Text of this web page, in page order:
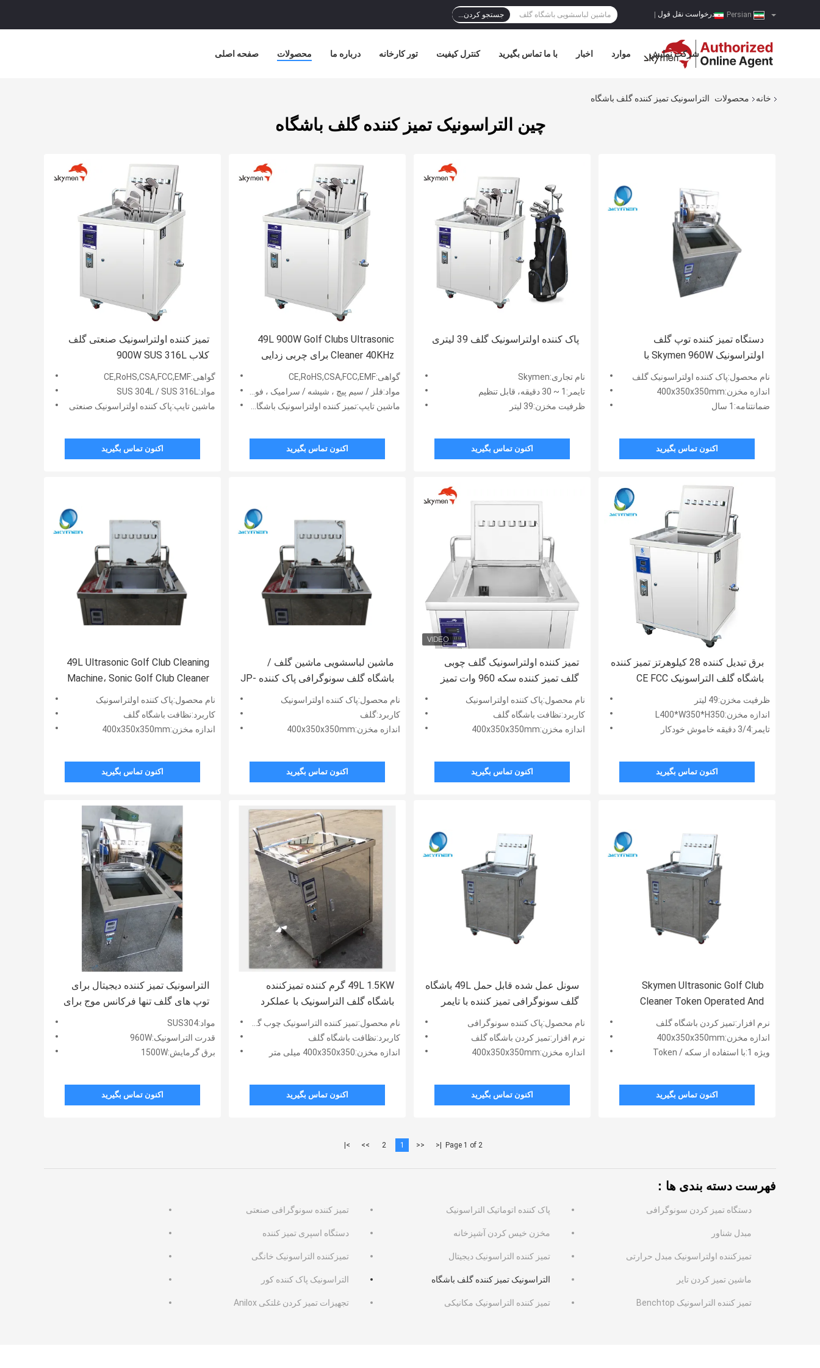
درخواست نقل قول جستجو کردن...
صفحه اصلی محصولات درباره ما تور کارخانه کنترل کیفیت با ما تماس بگیرید اخبار موارد شرکت نمایش
خانه محصولات التراسونیک تمیز کننده گلف باشگاه
چین التراسونیک تمیز کننده گلف باشگاه
تمیز کننده اولتراسونیک صنعتی گلف
کلاب 900W SUS 316L
گواهی:CE,RoHS,CSA,FCC,EMF
مواد:SUS 304L / SUS 316L
ماشین تایپ:پاک کننده اولتراسونیک صنعتی
اکنون تماس بگیرید
49L 900W Golf Clubs Ultrasonic
Cleaner 40KHz برای چربی زدایی
گواهی:CE,RoHS,CSA,FCC,EMF
مواد:فلز / سیم پیچ ، شیشه / سرامیک ، فولاد ضد زنگ ، SUS 304L / SUS 316L
ماشین تایپ:تمیز کننده اولتراسونیک باشگاه گلف
اکنون تماس بگیرید
پاک کننده اولتراسونیک گلف 39 لیتری
نام تجاری:Skymen
تایمر:1 ~ 30 دقیقه، قابل تنظیم
ظرفیت مخزن:39 لیتر
اکنون تماس بگیرید
دستگاه تمیز کننده توپ گلف
اولتراسونیک Skymen 960W با
گواهینامه CE
نام محصول:پاک کننده اولتراسونیک گلف
اندازه مخزن:400x350x350mm
ضمانتنامه:1 سال
اکنون تماس بگیرید
49L Ultrasonic Golf Club Cleaning
Machine، Sonic Golf Club Cleaner
نام محصول:پاک کننده اولتراسونیک
کاربرد:نظافت باشگاه گلف
اندازه مخزن:400x350x350mm
اکنون تماس بگیرید
ماشین لباسشویی ماشین گلف /
باشگاه گلف سونوگرافی پاک کننده JP-
نام محصول:پاک کننده اولتراسونیک
کاربرد:گلف
اندازه مخزن:400x350x350mm
اکنون تماس بگیرید
تمیز کننده اولتراسونیک گلف چوبی
گلف تمیز کننده سکه 960 وات تمیز
کننده اولتراسونیک فولاد ضد زنگ 49L
نام محصول:پاک کننده اولتراسونیک
کاربرد:نظافت باشگاه گلف
اندازه مخزن:400x350x350mm
اکنون تماس بگیرید
برق تبدیل کننده 28 کیلوهرتز تمیز کننده
باشگاه گلف التراسونیک CE FCC
ظرفیت مخزن:49 لیتر
اندازه مخزن:L400*W350*H350
تایمر:3/4 دقیقه خاموش خودکار
اکنون تماس بگیرید
التراسونیک تمیز کننده دیجیتال برای
توپ های گلف تنها فرکانس موج برای
باشگاه های گلف / توپمواد:SUS304
قدرت التراسونیک:960W
برق گرمایش:1500W
اکنون تماس بگیرید
49L 1.5KW گرم کننده تمیزکننده
باشگاه گلف التراسونیک با عملکرد
عملکرد توکن
نام محصول:تمیز کننده التراسونیک چوب گلف
کاربرد:نظافت باشگاه گلف
اندازه مخزن:400x350x350 میلی متر
اکنون تماس بگیرید
سونل عمل شده قابل حمل 49L باشگاه
گلف سونوگرافی تمیز کننده با تایمر
شمارش معکوس
نام محصول:پاک کننده سونوگرافی
نرم افزار:تمیز کردن باشگاه گلف
اندازه مخزن:400x350x350mm
اکنون تماس بگیرید
Skymen Ultrasonic Golf Club
Cleaner Token Operated And
Counter
نرم افزار:تمیز کردن باشگاه گلف
اندازه مخزن:400x350x350mm
ویژه 1:با استفاده از سکه / Token
اکنون تماس بگیرید
Page 1 of 2
|<
<<
1
2
>>
>|
فهرست دسته بندی ها：
تمیز کننده سونوگرافی صنعتی پاک کننده اتوماتیک التراسونیک دستگاه تمیز کردن سونوگرافی
دستگاه اسپری تمیز کننده مخزن خیس کردن آشپزخانه مبدل شناور
تمیزکننده التراسونیک خانگی تمیز کننده التراسونیک دیجیتال تمیزکننده اولتراسونیک مبدل حرارتی
التراسونیک پاک کننده کور التراسونیک تمیز کننده گلف باشگاه ماشین تمیز کردن تایر
تجهیزات تمیز کردن غلتکی Anilox تمیز کننده التراسونیک مکانیکی تمیز کننده التراسونیک Benchtop